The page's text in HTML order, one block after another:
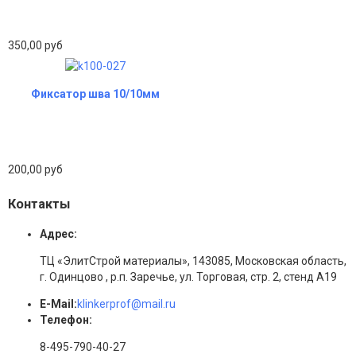
350,00 руб
Фиксатор шва 10/10мм
200,00 руб
Контакты
Адрес:
ТЦ «ЭлитСтрой материалы», 143085, Московская область,
г. Одинцово , р.п. Заречье, ул. Торговая, стр. 2, стенд А19
E-Mail:klinkerprof@mail.ru
Телефон:
8-495-790-40-27